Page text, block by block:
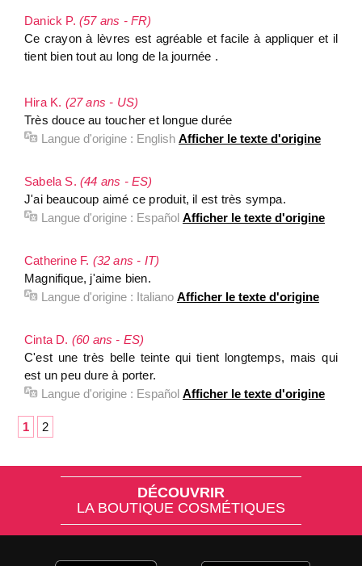
Danick P. (57 ans - FR)
Ce crayon à lèvres est agréable et facile à appliquer et il
tient bien tout au long de la journée .
Hira K. (27 ans - US)
Très douce au toucher et longue durée
Langue d'origine : English Afficher le texte d'origine
Sabela S. (44 ans - ES)
J'ai beaucoup aimé ce produit, il est très sympa.
Langue d'origine : Español Afficher le texte d'origine
Catherine F. (32 ans - IT)
Magnifique, j'aime bien.
Langue d'origine : Italiano Afficher le texte d'origine
Cinta D. (60 ans - ES)
C'est une très belle teinte qui tient longtemps, mais qui
est un peu dure à porter.
Langue d'origine : Español Afficher le texte d'origine
1 2
DÉCOUVRIR
LA BOUTIQUE COSMÉTIQUES